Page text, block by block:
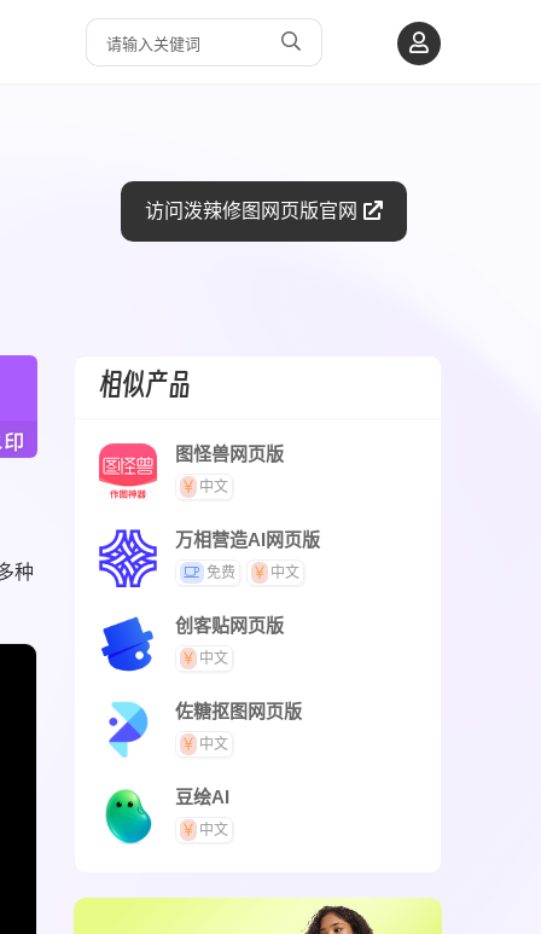
访问泼辣修图网页版官网
种
相似产品
图怪兽网页版
中文
万相营造AI网页版
免费 中文
创客贴网页版
中文
佐糖抠图网页版
中文
豆绘AI
中文